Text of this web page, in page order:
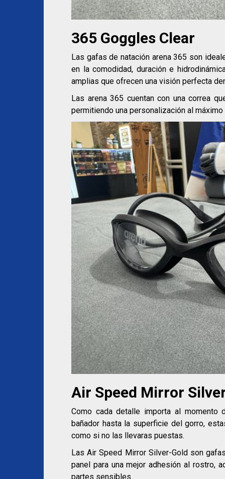
365 Goggles Clear
Las gafas de natación arena 365 son
en la comodidad, duración e
amplias que ofrecen una visión perfecta
Las arena 365 cuentan con una correa
permitiendo una personalización al máximo
Air Speed Mirror
Como cada detalle importa al momento
bañador hasta la superficie del gorro,
como si no las llevaras puestas.
Las Air Speed Mirror Silver-Gold son
panel para una mejor adhesión al rostro,
partes sensibles.